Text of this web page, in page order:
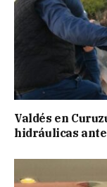
Valdés en
hidráulicas